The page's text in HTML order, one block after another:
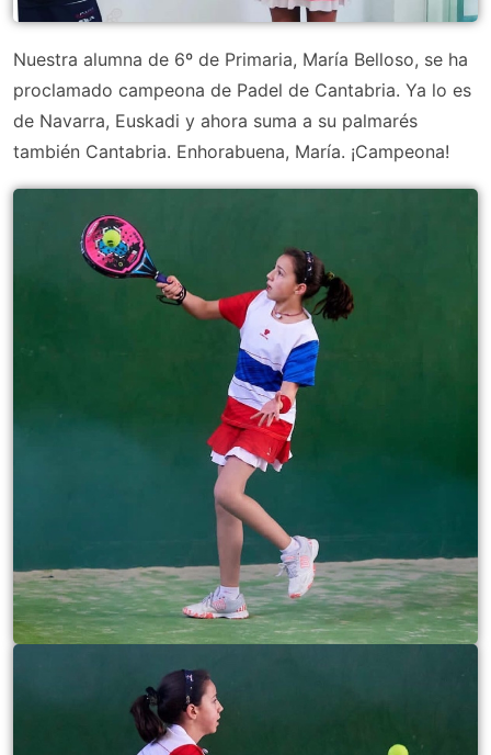
Nuestra alumna de 6º de Primaria, María Belloso, se ha
proclamado campeona de Padel de Cantabria. Ya lo es
de Navarra, Euskadi y ahora suma a su palmarés
también Cantabria. Enhorabuena, María. ¡Campeona!